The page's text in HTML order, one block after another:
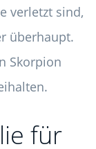
verletzt sind,
überhaupt.
Skorpion
für